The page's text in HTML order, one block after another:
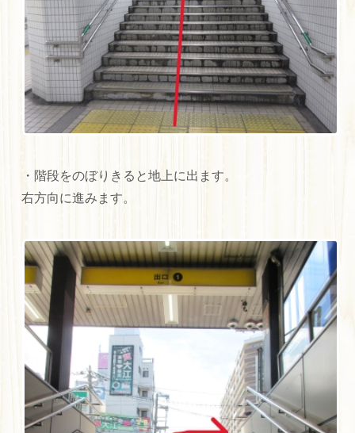
・階段をのぼりきると地上に出ます。
右方向に進みます。